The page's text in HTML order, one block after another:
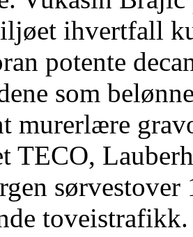
ihvertfall
potente
som
murerlære
TECO,
toveistrafikk.